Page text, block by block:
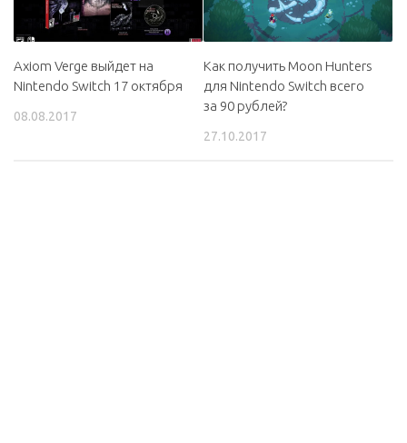
Axiom Verge выйдет на
Nintendo Switch 17 октября
08.08.2017
Как получить Moon Hunters
для Nintendo Switch всего
за 90 рублей?
27.10.2017